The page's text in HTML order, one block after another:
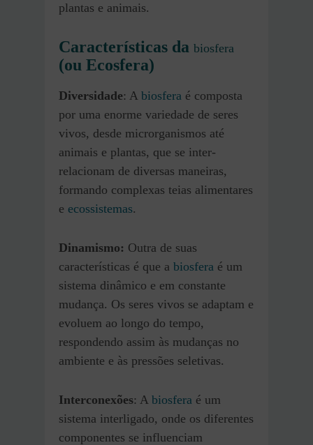
plantas e animais.
Características da biosfera
(ou Ecosfera)
Diversidade: A biosfera é composta
por uma enorme variedade de seres
vivos, desde microrganismos até
animais e plantas, que se inter-
relacionam de diversas maneiras,
formando complexas teias alimentares
e ecossistemas.
Dinamismo: Outra de suas
características é que a biosfera é um
sistema dinâmico e em constante
mudança. Os seres vivos se adaptam e
evoluem ao longo do tempo,
respondendo assim às mudanças no
ambiente e às pressões seletivas.
Interconexões: A biosfera é um
sistema interligado, onde os diferentes
componentes se influenciam